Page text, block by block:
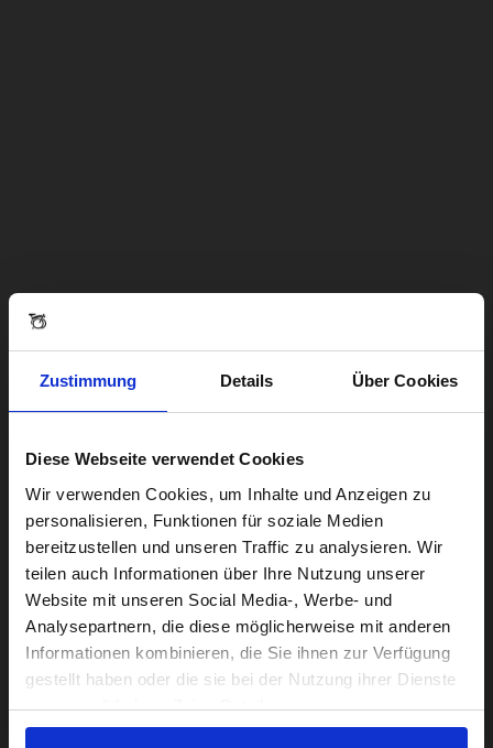
Zustimmung Details Über Cookies
Diese Webseite verwendet Cookies
Wir verwenden Cookies, um Inhalte und Anzeigen zu
personalisieren, Funktionen für soziale Medien
bereitzustellen und unseren Traffic zu analysieren. Wir
teilen auch Informationen über Ihre Nutzung unserer
Website mit unseren Social Media-, Werbe- und
Analysepartnern, die diese möglicherweise mit anderen
Informationen kombinieren, die Sie ihnen zur Verfügung
gestellt haben oder die sie bei der Nutzung ihrer Dienste
gesammelt haben. Zeige Details
Visiting from the United States?
For a better experience, please visit our:
US website
No, stay here